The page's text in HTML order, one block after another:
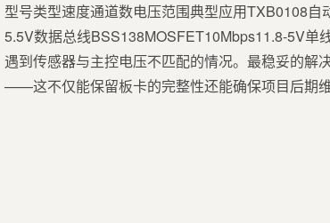
型号类型速度通道数电压范围典型应用TXB0108
5.5V数据总线BSS138MOSFET10Mbps11.8-5V单
遇到传感器与主控电压不匹配的情况。最稳妥的解
——这不仅能保留板卡的完整性还能确保项目后期